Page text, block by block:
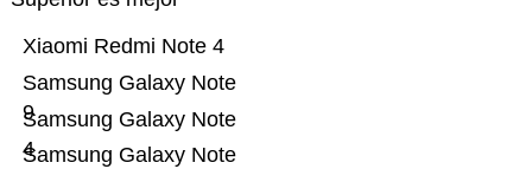
Samsung Galaxy Note
Samsung Galaxy Note
4
Samsung Galaxy Note
9
Xiaomi Redmi Note 4